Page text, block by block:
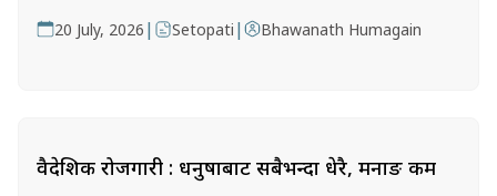
20 July, 2026 | Setopati | Bhawanath Humagain
वैदेशिक रोजगारी : धनुषाबाट सबैभन्दा धेरै, मनाङ कम